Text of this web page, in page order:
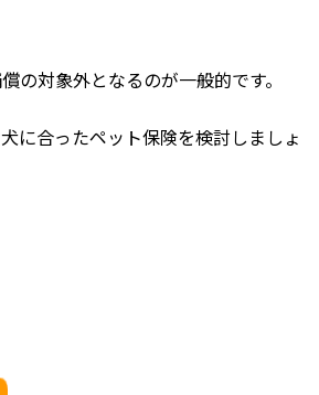
の対象外となるのが一般的です。
に合ったペット保険を検討しましょ